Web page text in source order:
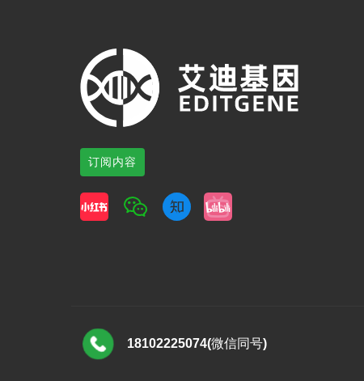
订阅内容
18102225074(微信同号)